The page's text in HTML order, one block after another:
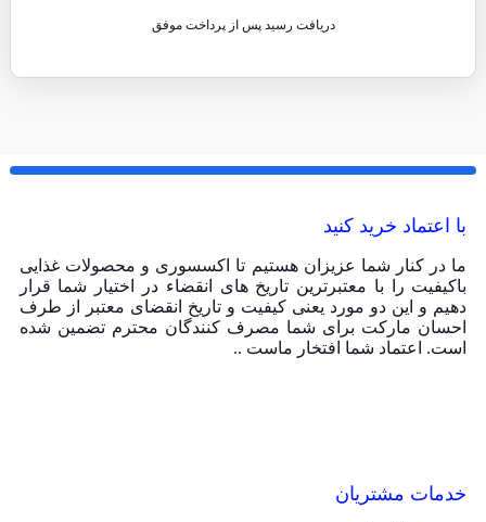
دریافت رسید پس از پرداخت موفق
با اعتماد خرید کنید
ما در کنار شما عزیزان هستیم تا اکسسوری و محصولات غذایی
باکیفیت را با معتبرترین تاریخ های انقضاء در اختیار شما قرار
دهیم و این دو مورد یعنی کیفیت و تاریخ انقضای معتبر از طرف
احسان مارکت برای شما مصرف کنندگان محترم تضمین شده
است. اعتماد شما افتخار ماست ..
خدمات مشتریان